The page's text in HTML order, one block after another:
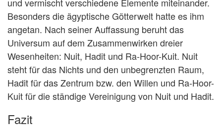
Besonders die ägyptische Götterwelt hatte es ihm
angetan. Nach seiner Auffassung beruht das
Universum auf dem Zusammenwirken dreier
Wesenheiten: Nuit, Hadit und Ra-Hoor-Kuit. Nuit
steht für das Nichts und den unbegrenzten Raum,
Hadit für das Zentrum bzw. den Willen und Ra-Hoor-
Kuit für die ständige Vereinigung von Nuit und Hadit.
Fazit